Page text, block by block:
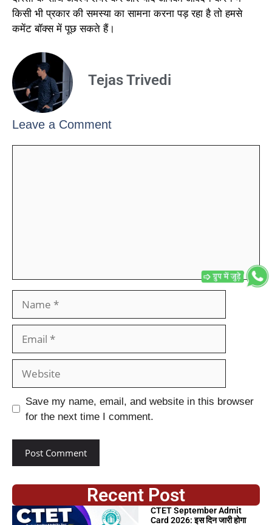
किसी भी प्रकार की समस्या का सामना करना पड़ रहा है तो हमसे
कमेंट बॉक्स में पूछ सकते हैं।
Tejas Trivedi
Leave a Comment
Save my name, email, and website in this browser
for the next time I comment.
Recent Post
CTET September Admit
Card 2026: इस दिन जारी होगा